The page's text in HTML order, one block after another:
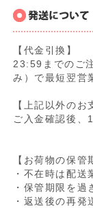
【代金引換】
23:59までのご
み）で最短翌営
【上記以外のお
ご入金確認後、
【お荷物の保管
・不在時は配
・保管期限を過
・返送後の再